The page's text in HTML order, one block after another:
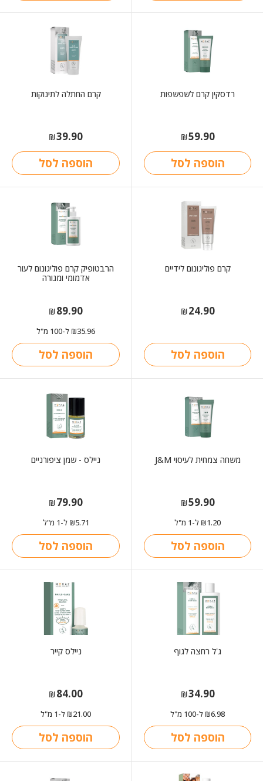
רדסקין קרם לשפשפות
₪59.90
הוספה לסל
קרם החתלה לתינוקות
₪39.90
הוספה לסל
קרם פוליגונום לידיים
₪24.90
הוספה לסל
הרבטופיק קרם פוליגונום לעור
אדמומי ומגורה
₪89.90
₪35.96 ל-100 מ"ל
הוספה לסל
משחה צמחית לעיסוי J&M
₪59.90
₪1.20 ל-1 מ"ל
הוספה לסל
ניילס - שמן ציפורניים
₪79.90
₪5.71 ל-1 מ"ל
הוספה לסל
ג'ל רחצה לגוף
₪34.90
₪6.98 ל-100 מ"ל
הוספה לסל
ניילס קייר
₪84.00
₪21.00 ל-1 מ"ל
הוספה לסל